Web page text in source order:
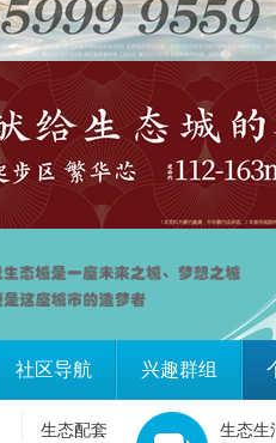
社区导航 兴趣群组
生态配套
生态生